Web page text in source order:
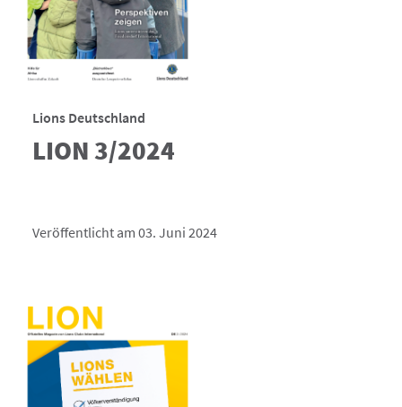
Lions Deutschland
LION 3/2024
Veröffentlicht am 03. Juni 2024